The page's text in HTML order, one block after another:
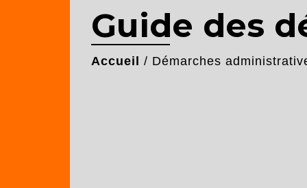
Guide des
Accueil / Démarches